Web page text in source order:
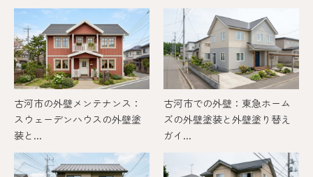
古河市の外壁メンテナンス：
スウェーデンハウスの外壁塗
装と...
古河市での外壁：東急ホーム
ズの外壁塗装と外壁塗り替え
ガイ...